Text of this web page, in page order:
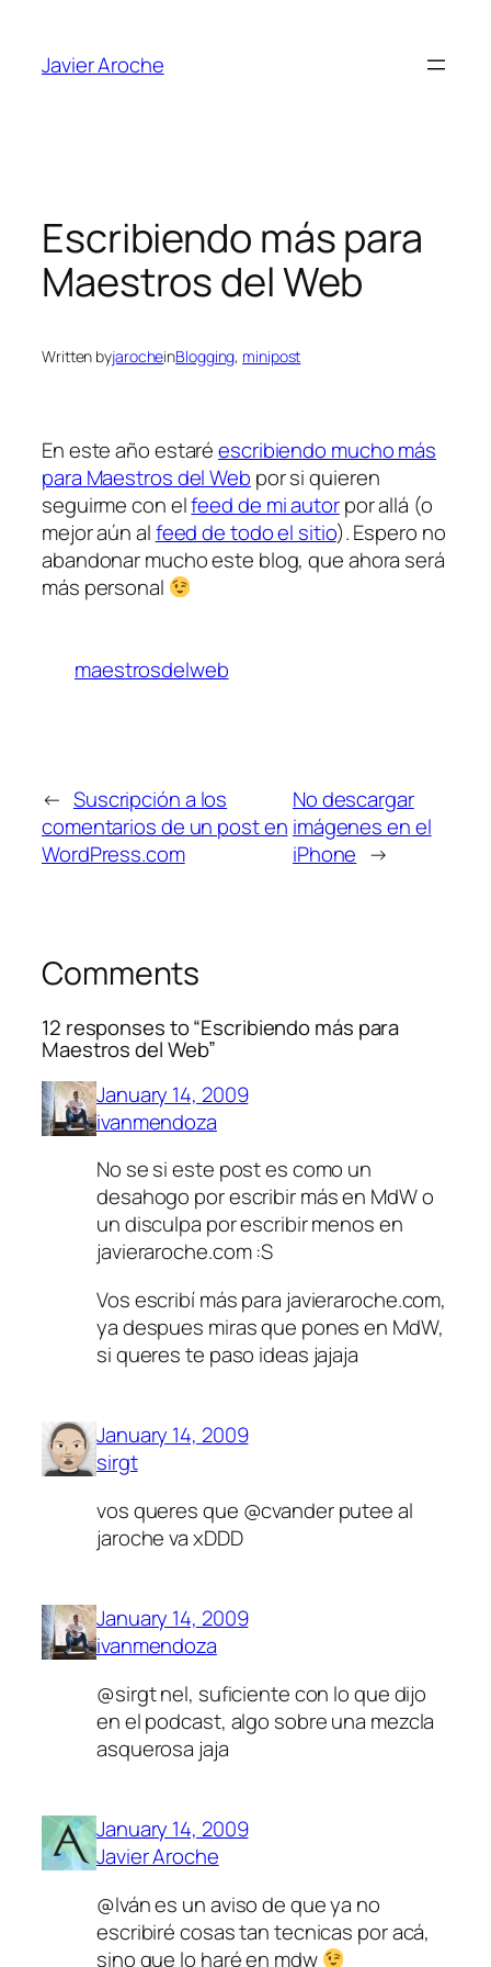
content
Javier Aroche
Escribiendo más para
Maestros del Web
Written byjarocheinBlogging, minipost
En este año estaréescribiendo mucho más
para Maestros del Web por si quieren
seguirme con elfeed de mi autorpor allá (o
mejor aún alfeed de todo el sitio). Espero no
abandonar mucho este blog, que ahora será
más personal
maestrosdelweb
← Suscripción a los
comentarios de un post en
WordPress.com
No descargar
imágenes en el
iPhone →
Comments
12 responses to “Escribiendo más para
Maestros del Web”
January 14, 2009
ivanmendoza
No se si este post es como un
desahogo por escribir más en MdW o
un disculpa por escribir menos en
javieraroche.com :S
Vos escribí más para javieraroche.com,
ya despues miras que pones en MdW,
si queres te paso ideas jajaja
January 14, 2009
sirgt
vos queres que @cvander putee al
jaroche va xDDD
January 14, 2009
ivanmendoza
@sirgt nel, suficiente con lo que dijo
en el podcast, algo sobre una mezcla
asquerosa jaja
January 14, 2009
Javier Aroche
@Iván es un aviso de que ya no
escribiré cosas tan tecnicas por acá,
sino que lo haré en mdw